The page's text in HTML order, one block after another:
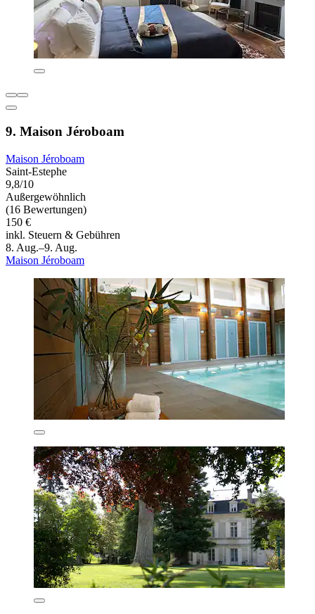
9. Maison Jéroboam
Maison Jéroboam
Saint-Estephe
9,8/10
Außergewöhnlich
(16 Bewertungen)
150 €
inkl. Steuern & Gebühren
8. Aug.–9. Aug.
Maison Jéroboam